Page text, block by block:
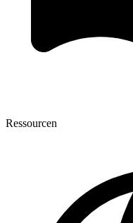
Ressourcen